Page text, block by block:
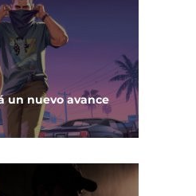
un nuevo avance